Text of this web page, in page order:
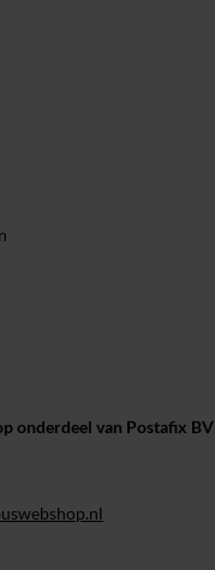
onderdeel van Postafix BV